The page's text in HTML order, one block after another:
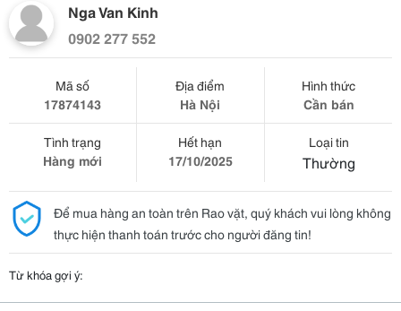
Nga Van Kinh
0902 277 552
Mã số
17874143
Địa điểm
Hà Nội
Hình thức
Cần bán
Tình trạng
Hàng mới
Hết hạn
17/10/2025
Loại tin
Thường
Để mua hàng an toàn trên Rao vặt, quý khách vui lòng không
thực hiện thanh toán trước cho người đăng tin!
Từ khóa gợi ý: